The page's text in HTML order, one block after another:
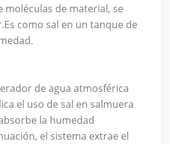
moléculas de material, se
como sal en un tanque de
de agua atmosférica
el uso de sal en salmuera
la humedad
el sistema extrae el